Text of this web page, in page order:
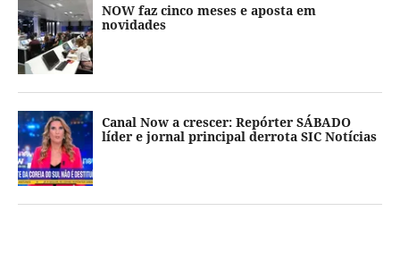
NOW faz cinco meses e aposta em
novidades
Canal Now a crescer: Repórter SÁBADO
líder e jornal principal derrota SIC Notícias